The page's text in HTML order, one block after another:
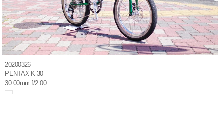
20200326
PENTAX K-30
30.00mm f/2.00